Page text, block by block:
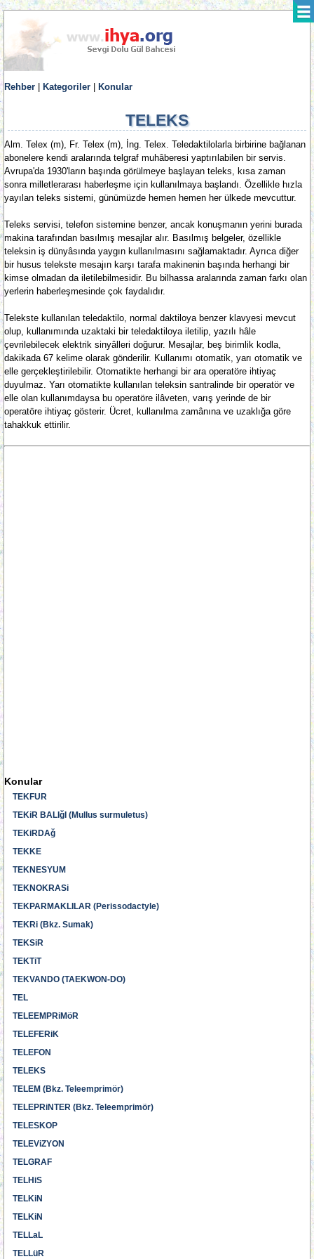
Rehber Kategoriler Konular
TELEKS
Alm. Telex (m), Fr. Telex (m), İng. Telex. Teledaktilolarla birbirine bağlanan
abonelere kendi aralarında telgraf muhâberesi yaptırılabilen bir servis.
Avrupa'da 1930'ların başında görülmeye başlayan teleks, kısa zaman
sonra milletlerarası haberleşme için kullanılmaya başlandı. Özellikle hızla
yayılan teleks sistemi, günümüzde hemen hemen her ülkede mevcuttur.
Teleks servisi, telefon sistemine benzer, ancak konuşmanın yerini burada
makina tarafından basılmış mesajlar alır. Basılmış belgeler, özellikle
teleksin iş dünyâsında yaygın kullanılmasını sağlamaktadır. Ayrıca diğer
bir husus telekste mesajın karşı tarafa makinenin başında herhangi bir
kimse olmadan da iletilebilmesidir. Bu bilhassa aralarında zaman farkı olan
yerlerin haberleşmesinde çok faydalıdır.
Telekste kullanılan teledaktilo, normal daktiloya benzer klavyesi mevcut
olup, kullanımında uzaktaki bir teledaktiloya iletilip, yazılı hâle
çevrilebilecek elektrik sinyâlleri doğurur. Mesajlar, beş birimlik kodla,
dakikada 67 kelime olarak gönderilir. Kullanımı otomatik, yarı otomatik ve
elle gerçekleştirilebilir. Otomatikte herhangi bir ara operatöre ihtiyaç
duyulmaz. Yarı otomatikte kullanılan teleksin santralinde bir operatör ve
elle olan kullanımdaysa bu operatöre ilâveten, varış yerinde de bir
operatöre ihtiyaç gösterir. Ücret, kullanılma zamânına ve uzaklığa göre
tahakkuk ettirilir.
Konular
TEKFUR
TEKiR BALIğI (Mullus surmuletus)
TEKiRDAğ
TEKKE
TEKNESYUM
TEKNOKRASi
TEKPARMAKLILAR (Perissodactyle)
TEKRi (Bkz. Sumak)
TEKSiR
TEKTiT
TEKVANDO (TAEKWON-DO)
TEL
TELEEMPRiMöR
TELEFERiK
TELEFON
TELEKS
TELEM (Bkz. Teleemprimör)
TELEPRiNTER (Bkz. Teleemprimör)
TELESKOP
TELEViZYON
TELGRAF
TELHiS
TELKiN
TELKiN
TELLaL
TELLüR